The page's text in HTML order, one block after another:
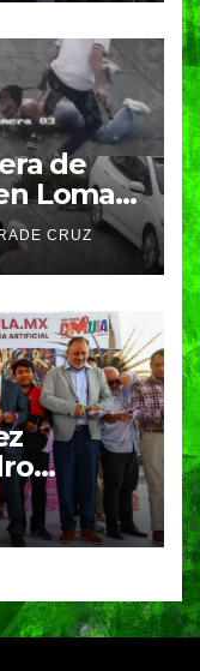
de
Lomas
CRUZ
en